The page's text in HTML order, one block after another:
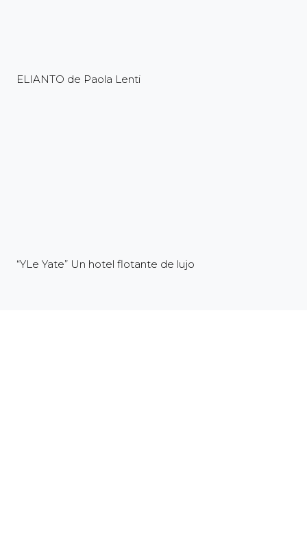
ELIANTO de Paola Lenti
“YLe Yate” Un hotel flotante de lujo